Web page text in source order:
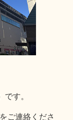
す。
ご連絡くださ